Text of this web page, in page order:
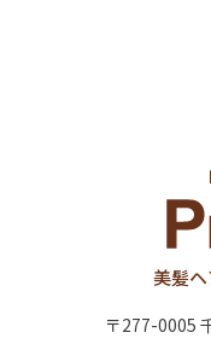
美髪
〒277-0005